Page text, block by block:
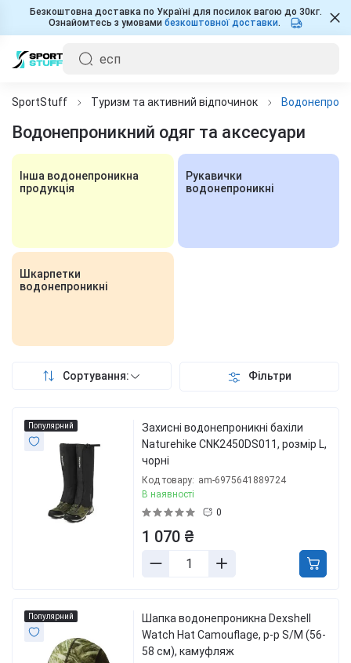
Безкоштовна доставка по Україні для посилок вагою до 30кг.
Ознайомтесь з умовами безкоштовної доставки.
SportStuff Туризм та активний відпочинок
Водонепроникний одяг та аксесуари
Інша водонепроникна
продукція
Рукавички
водонепроникні
Шкарпетки
водонепроникні
Сортування: Фільтри
Популярний
Захисні водонепроникні бахіли
Naturehike CNK2450DS011, розмір L,
чорні
Код товару: am-6975641889724
В наявності
0
1 070 ₴
Популярний
Шапка водонепроникна Dexshell
Watch Hat Camouflage, р-р S/M (56-
58 см), камуфляж